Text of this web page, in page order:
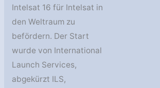
Intelsat 16 für Intelsat in
den Weltraum zu
befördern. Der Start
wurde von International
Launch Services,
abgekürzt ILS,